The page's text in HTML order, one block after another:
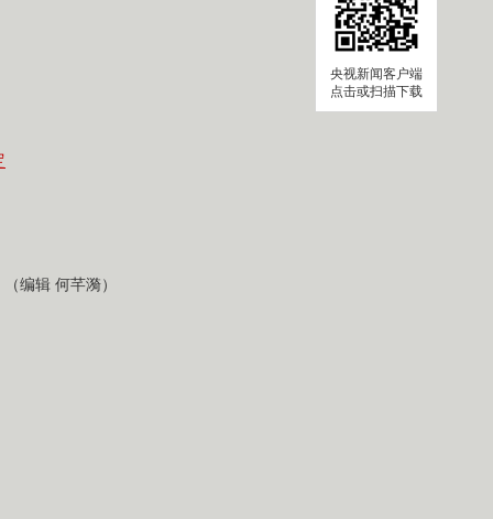
央视新闻客户端
点击或扫描下载
（编辑 何芊漪）